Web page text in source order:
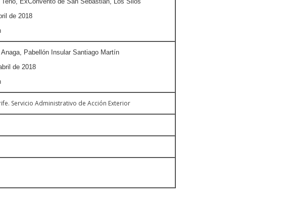
de 2018
Anaga, Pabellón Insular Santiago Martín
de 2018
Servicio Administrativo de Acción Exterior